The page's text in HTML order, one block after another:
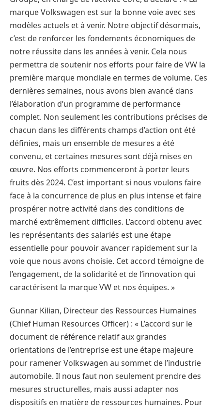
marque Volkswagen est sur la bonne voie avec ses
modèles actuels et à venir. Notre objectif désormais,
c’est de renforcer les fondements économiques de
notre réussite dans les années à venir. Cela nous
permettra de soutenir nos efforts pour faire de VW la
première marque mondiale en termes de volume. Ces
dernières semaines, nous avons bien avancé dans
l’élaboration d’un programme de performance
complet. Non seulement les contributions précises de
chacun dans les différents champs d’action ont été
définies, mais un ensemble de mesures a été
convenu, et certaines mesures sont déjà mises en
œuvre. Nos efforts commenceront à porter leurs
fruits dès 2024. C’est important si nous voulons faire
face à la concurrence de plus en plus intense et faire
prospérer notre activité dans des conditions de
marché extrêmement difficiles. L’accord obtenu avec
les représentants des salariés est une étape
essentielle pour pouvoir avancer rapidement sur la
voie que nous avons choisie. Cet accord témoigne de
l’engagement, de la solidarité et de l’innovation qui
caractérisent la marque VW et nos équipes. »
Gunnar Kilian, Directeur des Ressources Humaines
(Chief Human Resources Officer) : « L’accord sur le
document de référence relatif aux grandes
orientations de l’entreprise est une étape majeure
pour ramener Volkswagen au sommet de l’industrie
automobile. Il nous faut non seulement prendre des
mesures structurelles, mais aussi adapter nos
dispositifs en matière de ressources humaines. Pour